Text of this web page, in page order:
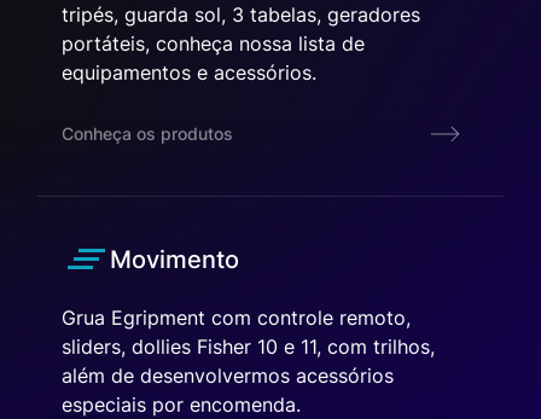
tripés, guarda sol, 3 tabelas, geradores
portáteis, conheça nossa lista de
equipamentos e acessórios.
Conheça os produtos
Movimento
Grua Egripment com controle remoto,
sliders, dollies Fisher 10 e 11, com trilhos,
além de desenvolvermos acessórios
especiais por encomenda.